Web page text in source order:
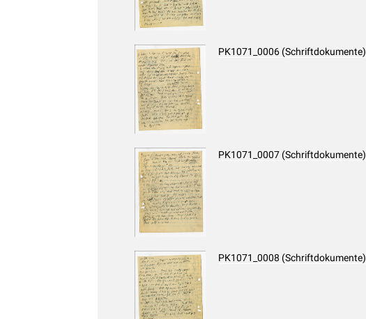
PK1071_0006 (Schriftdokumente)
PK1071_0007 (Schriftdokumente)
PK1071_0008 (Schriftdokumente)